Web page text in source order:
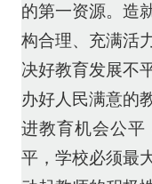
的第一资源。造
构合理、充满活
决好教育发展不
办好人民满意的
进教育机会公平
平，学校必须最